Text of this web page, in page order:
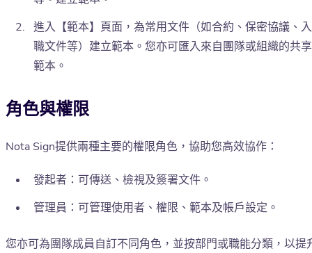
進入【範本】頁面，為常用文件（如合約、保密協議、入
職文件等）建立範本。您亦可匯入來自團隊或組織的共享
範本。
角色與權限
Nota Sign提供兩種主要的權限角色，協助您高效協作：
發起者：可傳送、檢視及簽署文件。
管理員：可管理使用者、權限、範本及帳戶設定。
您亦可為團隊成員自訂不同角色，並按部門或職能分類，以提